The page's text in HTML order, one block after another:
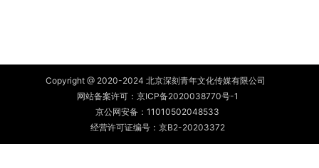
Copyright @ 2020-2024 北京深刻青年文化传媒有限公司
网站备案许可： 京ICP备2020038770号-1
京公网安备： 11010502048533
经营许可证编号：京B2-20203372